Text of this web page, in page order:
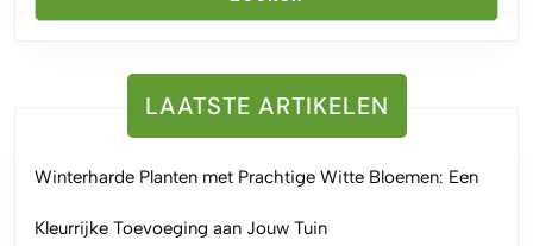
LAATSTE ARTIKELEN
Winterharde Planten met Prachtige Witte Bloemen: Een
Kleurrijke Toevoeging aan Jouw Tuin